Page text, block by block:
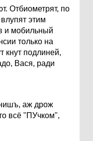
Отбиометрят, по
этим
и мобильный
только на
кнут подлиней,
Вася, ради
аж дрож
всё "ПУчком",